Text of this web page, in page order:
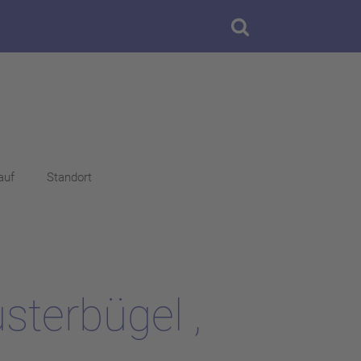
Standort
,